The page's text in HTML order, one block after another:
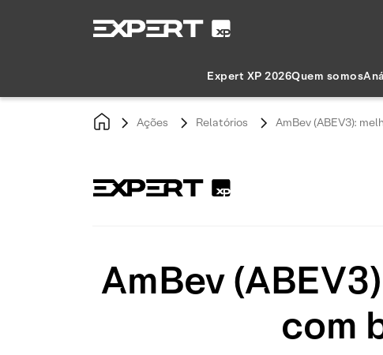
Expert XP 2026Quem somos
Ações Relatórios AmBev (ABEV3):
AmBev
com